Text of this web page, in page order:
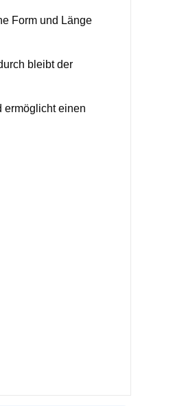
Form und Länge
bleibt der
ermöglicht einen